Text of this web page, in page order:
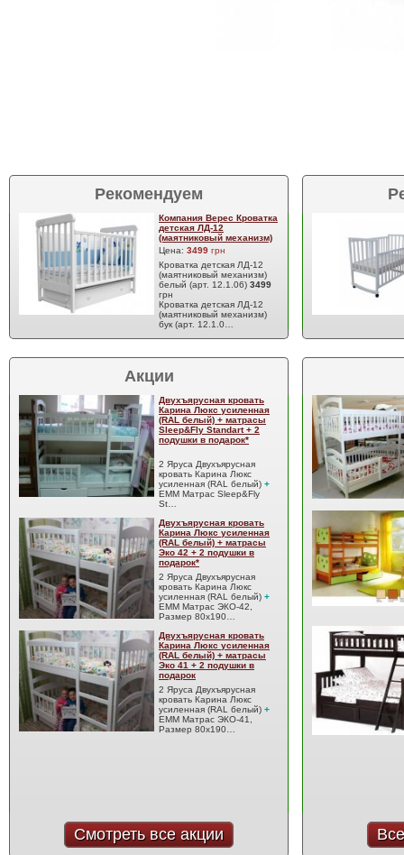
Рекомендуем
Компания Верес Кроватка
детская ЛД-12
(маятниковый механизм)
Цена: 3499 грн
Кроватка детская ЛД-12
(маятниковый механизм)
белый (арт. 12.1.06) 3499
грн
Кроватка детская ЛД-12
(маятниковый механизм)
бук (арт. 12.1.0…
Акции
Двухъярусная кровать
Карина Люкс усиленная
(RAL белый) + матрасы
Sleep&Fly Standart + 2
подушки в подарок*
2 Яруса Двухъярусная
кровать Карина Люкс
усиленная (RAL белый) +
EMM Матрас Sleep&Fly
St…
Двухъярусная кровать
Карина Люкс усиленная
(RAL белый) + матрасы
Эко 42 + 2 подушки в
подарок*
2 Яруса Двухъярусная
кровать Карина Люкс
усиленная (RAL белый) +
EMM Матрас ЭКО-42,
Размер 80x190…
Двухъярусная кровать
Карина Люкс усиленная
(RAL белый) + матрасы
Эко 41 + 2 подушки в
подарок
2 Яруса Двухъярусная
кровать Карина Люкс
усиленная (RAL белый) +
EMM Матрас ЭКО-41,
Размер 80x190…
Смотреть все акции